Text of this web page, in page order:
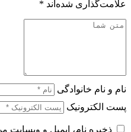
علامت‌گذاری شده‌اند *
نام و نام خانوادگی
پست الکترونیک
ذخیره نام، ایمیل و وبسایت